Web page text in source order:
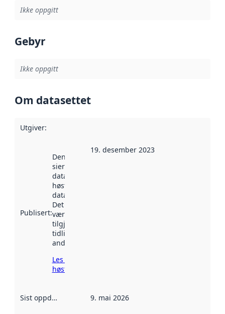
Ikke oppgitt
Gebyr
Ikke oppgitt
Om datasettet
Utgiver:
Publisert:
Denne datoen
sier når
datasettet ble
høstet av
data.norge.no.
Det kan ha
vært
tilgjengelig
tidligere
andre steder.
Les mer om
høsting her
19. desember 2023
Sist oppdatert 9. mai 2026